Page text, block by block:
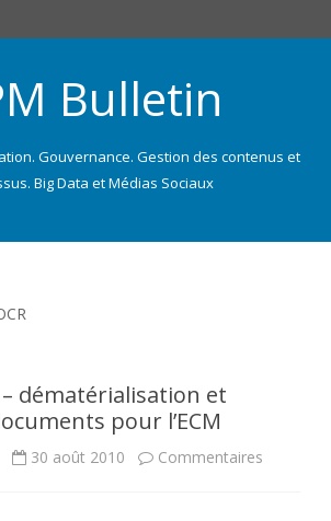
Bulletin
Gouvernance. Gestion des contenus et
Big Data et Médias Sociaux
– dématérialisation et
pour l’ECM
30 août 2010 Commentaires